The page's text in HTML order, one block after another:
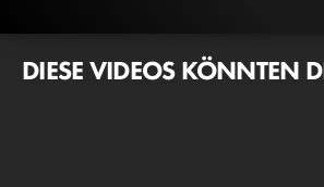
DIESE VIDEOS KÖNNTEN